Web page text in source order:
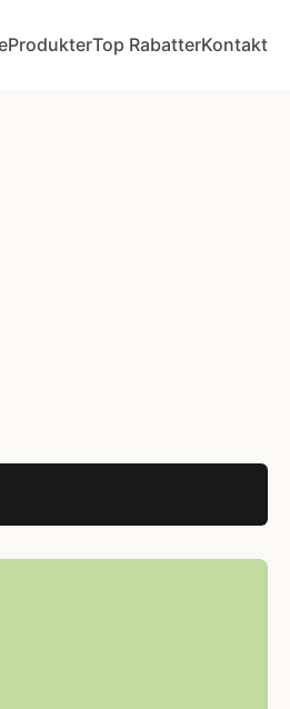
ProdukterTop RabatterKontakt